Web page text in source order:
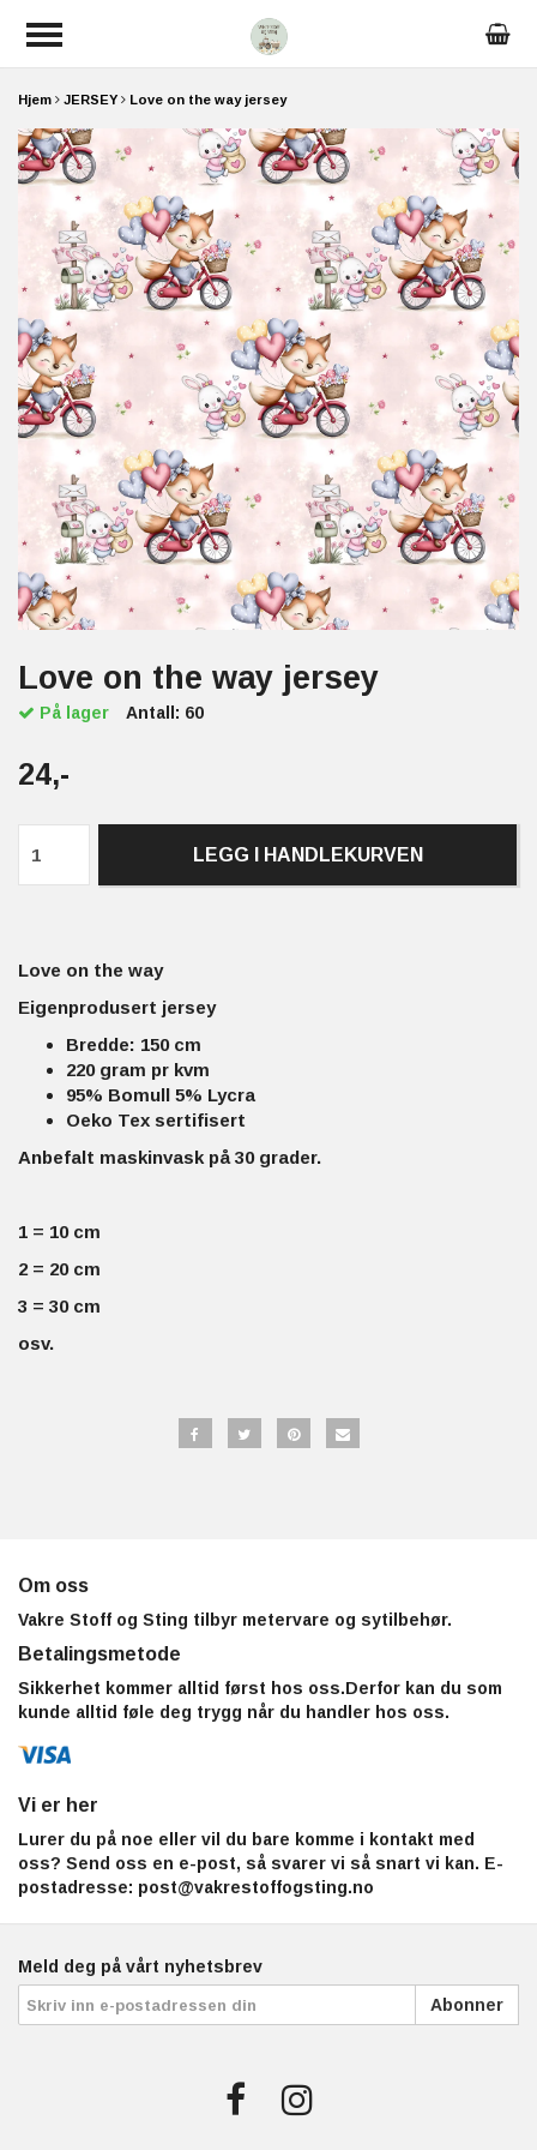
Hjem JERSEY Love on the way jersey
Love on the way jersey
På lager Antall: 60
24,-
LEGG I HANDLEKURVEN
Love on the way
Eigenprodusert jersey
Bredde: 150 cm
220 gram pr kvm
95% Bomull 5% Lycra
Oeko Tex sertifisert
Anbefalt maskinvask på 30 grader.
1 = 10 cm
2 = 20 cm
3 = 30 cm
osv.
Om oss
Vakre Stoff og Sting tilbyr metervare og sytilbehør.
Betalingsmetode
Sikkerhet kommer alltid først hos oss.Derfor kan du som
kunde alltid føle deg trygg når du handler hos oss.
Vi er her
Lurer du på noe eller vil du bare komme i kontakt med
oss? Send oss en e-post, så svarer vi så snart vi kan. E-
postadresse: post@vakrestoffogsting.no
Meld deg på vårt nyhetsbrev
Abonner